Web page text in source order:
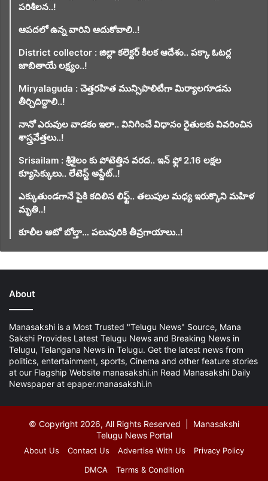
పరిశీలన..!
ఆపదలో ఉన్న వారిని ఆదుకోవాలి..!
District collector : జిల్లా కలెక్టర్ కీలక ఆదేశం.. పక్కా ఓటర్ల
జాబితాయే లక్ష్యం..!
Miryalaguda : చెత్తరహిత మున్సిపాలిటీగా మిర్యాలగూడను
తీర్చిదిద్దాలి..!
నానో ఎరువుల వాడకం ఇలా.. వినిగించే విధానం రైతులకు వివరించిన
శాస్త్రవేత్తలు..!
Srisailam : శ్రీశైలం కు పోటెత్తిన వరద.. ఇన్ ఫ్లో 2.16 లక్షల
క్యూసెక్కులు.. లేటెస్ట్ అప్డేట్..!
ఎక్కుతుండగానే పైకి కదిలిన లిఫ్ట్‌.. తలుపుల మధ్య ఇరుక్కొని మహిళ
మృతి..!
కూలీల ఆటో బోల్తా… పలువురికి తీవ్రగాయాలు..!
About
Manasakshi is a Most Trusted "Telugu News" Source, Mana
Sakshi Provides Latest Telugu News and Breaking News in
Telugu, Telangana News in Telugu. Get the latest news from
politics, entertainment, sports, Cinema and other feature stories
at our Flagship Website manasakshi.in Read Manasakshi Daily
Newspaper at epaper.manasakshi.in
© Copyright 2026, All Rights Reserved | Manasakshi
Telugu News Portal
About Us Contact Us Advertise With Us
Privacy Policy
DMCA
Terms & Condition